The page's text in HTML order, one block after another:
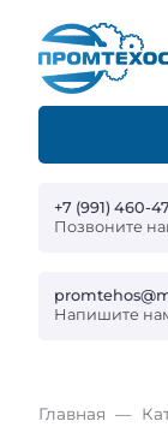
+7 (991) 460-
Позвоните
Напишите
Главная